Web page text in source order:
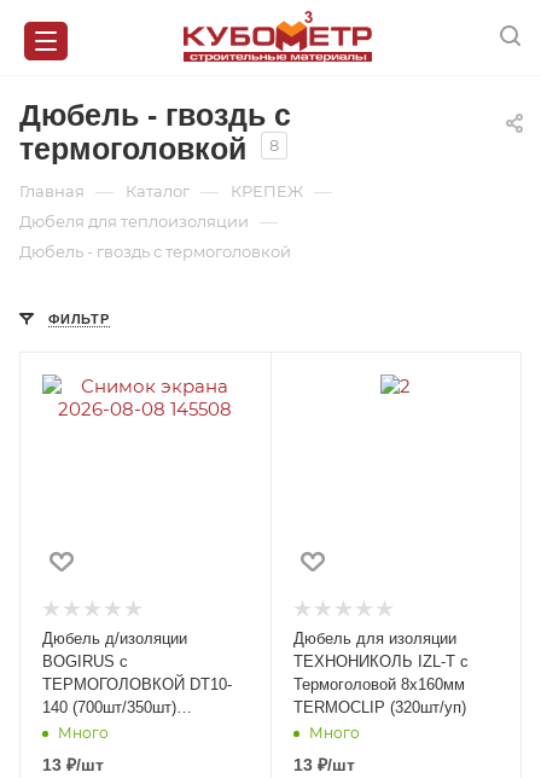
Дюбель - гвоздь с
термоголовкой
8
Главная — Каталог — КРЕПЕЖ —
Дюбеля для теплоизоляции —
Дюбель - гвоздь с термоголовкой
ФИЛЬТР
Дюбель д/изоляции
BOGIRUS с
ТЕРМОГОЛОВКОЙ DT10-
140 (700шт/350шт)
ЗЕЛЕНЫЕ, шт
Много
13 ₽/шт
Дюбель для изоляции
ТЕХНОНИКОЛЬ IZL-T c
Термоголовой 8х160мм
TERMOCLIP (320шт/уп)
Много
13₽/шт